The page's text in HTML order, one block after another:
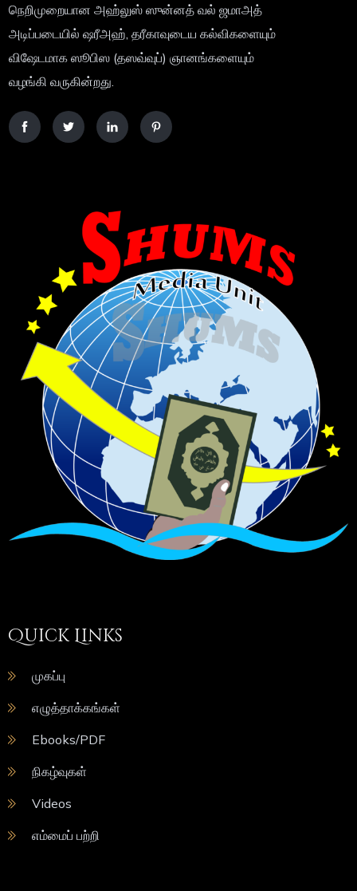
நெறிமுறையான அஹ்லுஸ் ஸுன்னத் வல் ஜமாஅத்
அடிப்படையில் ஷரீஅஹ், தரீகாவுடைய கல்விகளையும்
விஷேடமாக ஸூபிஸ (தஸவ்வுப்) ஞானங்களையும்
வழங்கி வருகின்றது.
Quick Links
முகப்பு
எழுத்தாக்கங்கள்
Ebooks/PDF
நிகழ்வுகள்
Videos
எம்மைப் பற்றி